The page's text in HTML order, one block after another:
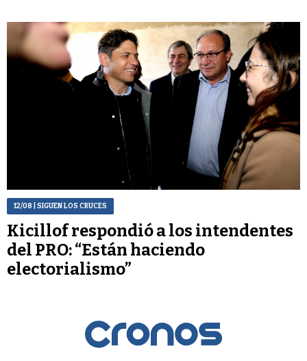
12/08 | SIGUEN LOS CRUCES
Kicillof respondió a los intendentes
del PRO: “Están haciendo
electorialismo”